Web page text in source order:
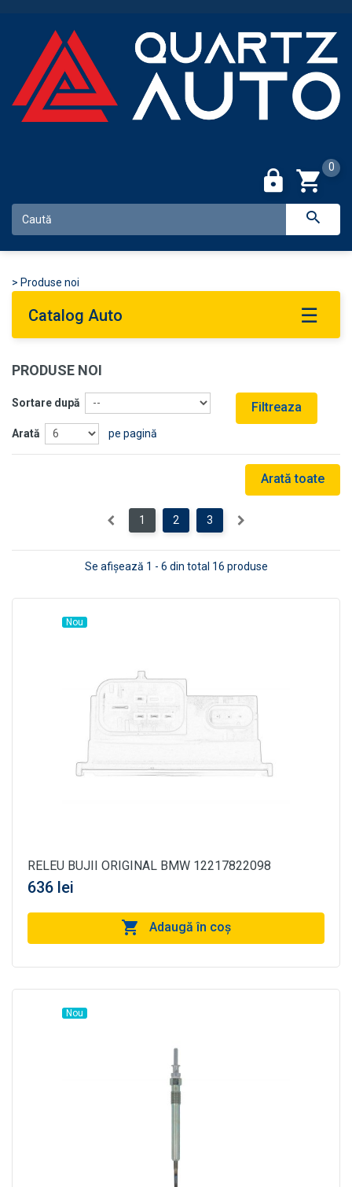
0
> Produse noi
Catalog Auto
PRODUSE NOI
Sortare după
Arată pe pagină
Filtreaza
Arată toate
1 2 3
Se afişează 1 - 6 din total 16 produse
Nou
RELEU BUJII ORIGINAL BMW 12217822098
636 lei
Adaugă în coş
Nou